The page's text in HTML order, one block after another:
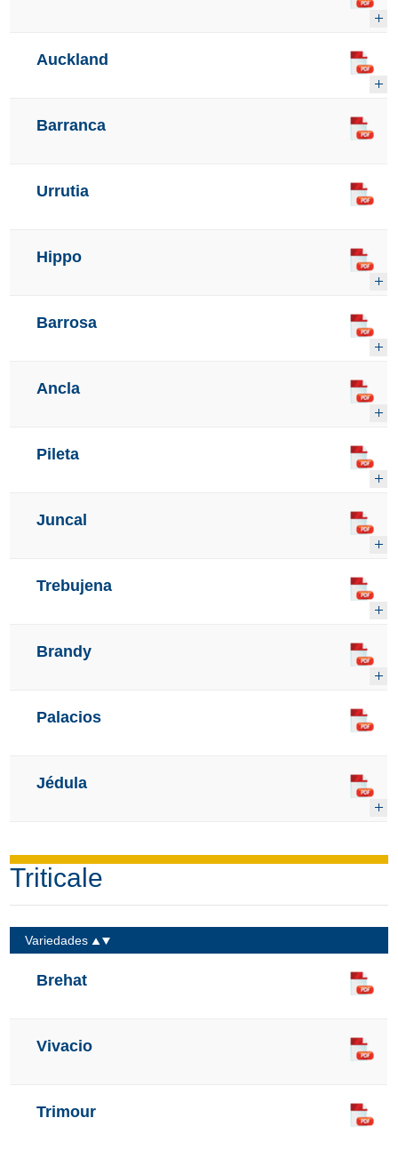
Auckland
Barranca
Urrutia
Hippo
Barrosa
Ancla
Pileta
Juncal
Trebujena
Brandy
Palacios
Jédula
Triticale
Variedades
Brehat
Vivacio
Trimour